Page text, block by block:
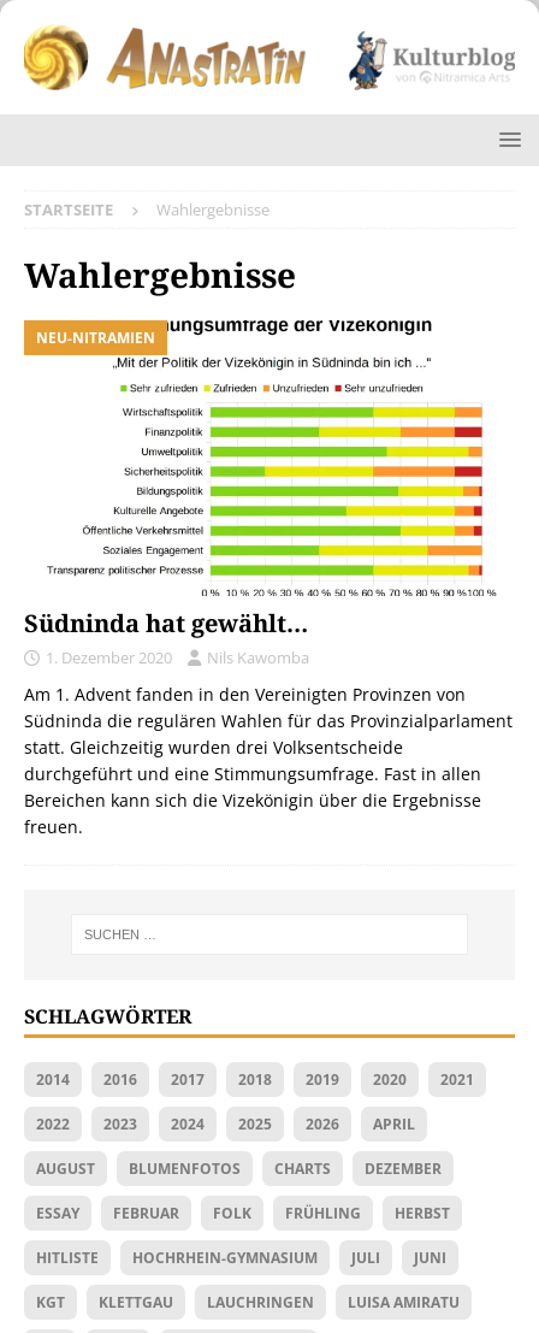
STARTSEITE Wahlergebnisse
Wahlergebnisse
NEU-NITRAMIEN
Südninda hat gewählt…
1. Dezember 2020 Nils Kawomba
Am 1. Advent fanden in den Vereinigten Provinzen von
Südninda die regulären Wahlen für das Provinzialparlament
statt. Gleichzeitig wurden drei Volksentscheide
durchgeführt und eine Stimmungsumfrage. Fast in allen
Bereichen kann sich die Vizekönigin über die Ergebnisse
freuen.
SCHLAGWÖRTER
2014 2016 2017 2018 2019 2020 2021
2022 2023 2024 2025 2026 APRIL
AUGUST BLUMENFOTOS CHARTS DEZEMBER
ESSAY FEBRUAR FOLK FRÜHLING HERBST
HITLISTE HOCHRHEIN-GYMNASIUM JULI JUNI
KGT KLETTGAU LAUCHRINGEN LUISA AMIRATU